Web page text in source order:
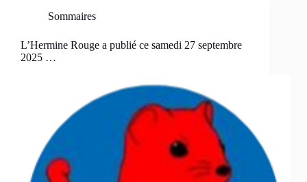
Sommaires
L’Hermine Rouge a publié ce samedi 27 septembre
2025 …